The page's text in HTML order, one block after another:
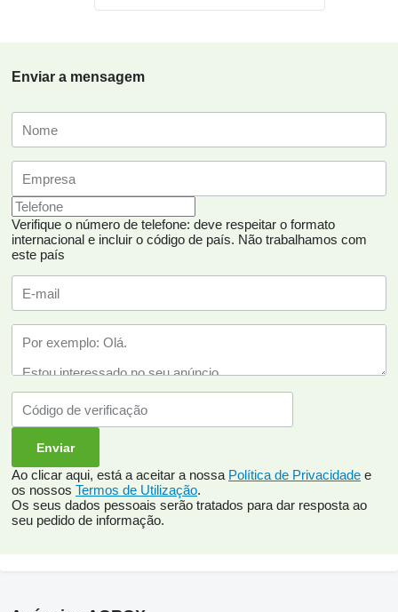
Enviar a mensagem
Verifique o número de telefone: deve respeitar o formato
internacional e incluir o código de país. Não trabalhamos com
este país
Ao clicar aqui, está a aceitar a nossa Política de Privacidade e
os nossos Termos de Utilização.
Os seus dados pessoais serão tratados para dar resposta ao
seu pedido de informação.